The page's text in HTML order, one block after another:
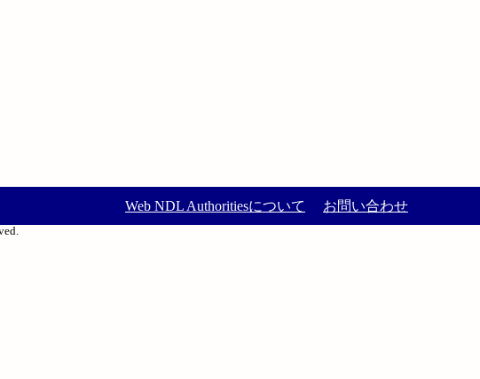
Web NDL Authoritiesについて お問い合わせ